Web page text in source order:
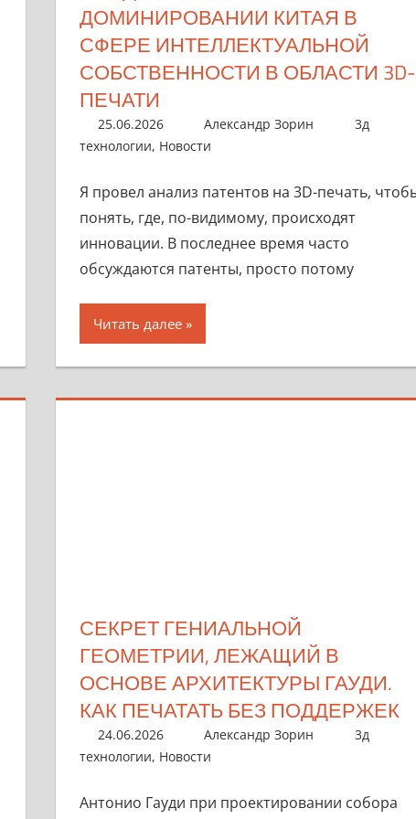
ДОМИНИРОВАНИИ КИТАЯ В
СФЕРЕ ИНТЕЛЛЕКТУАЛЬНОЙ
СОБСТВЕННОСТИ В ОБЛАСТИ 3D-
ПЕЧАТИ
25.06.2026 Александр Зорин
3д
технологии, Новости
Я провел анализ патентов на 3D-печать,
понять, где, по-видимому, происходят
инновации. В последнее время часто
обсуждаются патенты, просто потому
Читать далее
СЕКРЕТ ГЕНИАЛЬНОЙ
ГЕОМЕТРИИ, ЛЕЖАЩИЙ В
ОСНОВЕ АРХИТЕКТУРЫ ГАУДИ.
КАК ПЕЧАТАТЬ БЕЗ ПОДДЕРЖЕК
24.06.2026 Александр Зорин
3д
технологии, Новости
Антонио Гауди при проектировании собора